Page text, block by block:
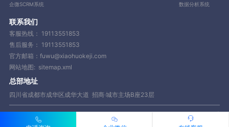
企微SCRM系统 数据分析系统
联系我们
客服热线： 19113551853
售后服务： 19113551853
官方邮箱：fuwu@xiaohuokeji.com
网站地图: sitemap.xml
总部地址
四川省成都市成华区成华大道 招商·城市主场B座23层
Copyright © 2013-2023 成都小火科技有限公司【www.xiaohuokeji.com】|
蜀ICP备14081885号 POWERE BY www.xiaohuokeji.com | 网站地图 承接业